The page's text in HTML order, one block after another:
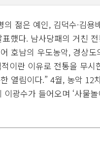
젊은 예인, 김덕수·김
했다. 남사당패의 거친
호남의 우도농악, 경상
이란 이유로 전통을 무
열림이다.” 4월, 농악
광수가 들어오며 ‘사물